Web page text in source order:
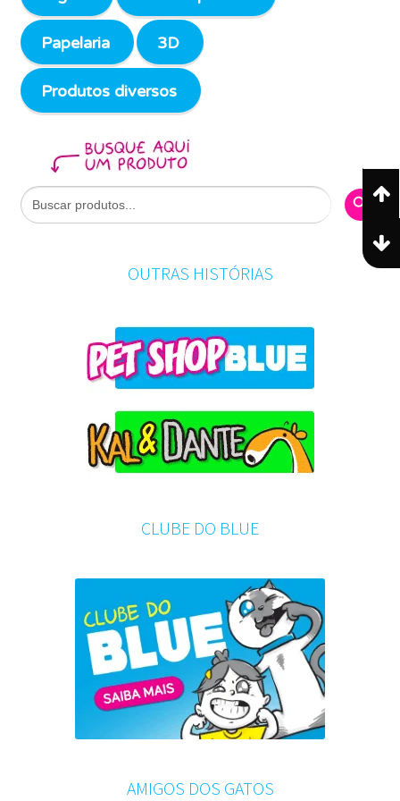
Papelaria 3D
Produtos diversos
Search
for:
Search
OUTRAS HISTÓRIAS
CLUBE DO BLUE
AMIGOS DOS GATOS